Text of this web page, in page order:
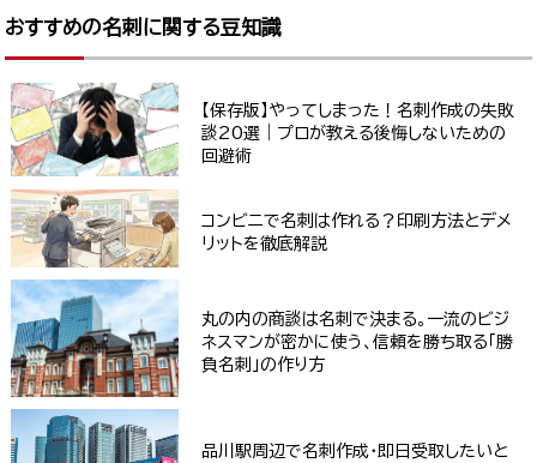
おすすめの名刺に関する豆知識
【保存版】やってしまった！名刺作成の失敗
談20選｜プロが教える後悔しないための
回避術
コンビニで名刺は作れる？印刷方法とデメ
リットを徹底解説
丸の内の商談は名刺で決まる。一流のビジ
ネスマンが密かに使う、信頼を勝ち取る「勝
負名刺」の作り方
品川駅周辺で名刺作成・即日受取したいと